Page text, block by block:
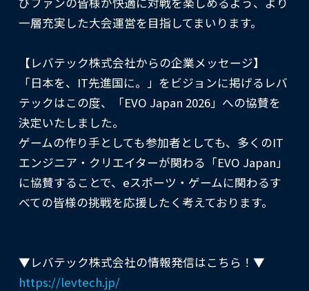
一層充実した大会運営を目指してまいります。
【レバテック株式会社からの企業メッセージ】
「日本を、IT先進国に。」をビジョンに掲げるレバ
テックはこの度、「EVO Japan 2026」への協賛を
決定いたしました。
ゲームの作り手としても参加者としても、多くのIT
エンジニア・クリエイターが関わる「EVO Japan」
に協賛することで、eスポーツ・ゲームに関わるす
べての皆様の挑戦を応援したく考えております。
▼レバテック株式会社の情報発信はこちら！▼
https://levtech.jp/